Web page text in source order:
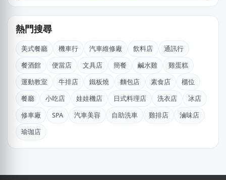
新北市｜預算 30萬~50萬元
江X珮
台中市｜預算 10萬元以下
徐X維
桃園市｜預算 10萬~30萬元
高雄市｜預算 10萬元以下
熱門搜尋
美式餐廳 機車行 汽車維修廠 飲料店
通訊行
餐酒館
便當店 文具店 簡餐 鹹水雞
雞蛋糕
運動教室
牛排店 鐵板燒 麵包店 素食店
櫃位
餐廳
小吃店 娃娃機店 日式料理店 洗衣店
冰店
修車廠
SPA 汽車美容 自助洗車 雞排店
滷味店
瑜珈店